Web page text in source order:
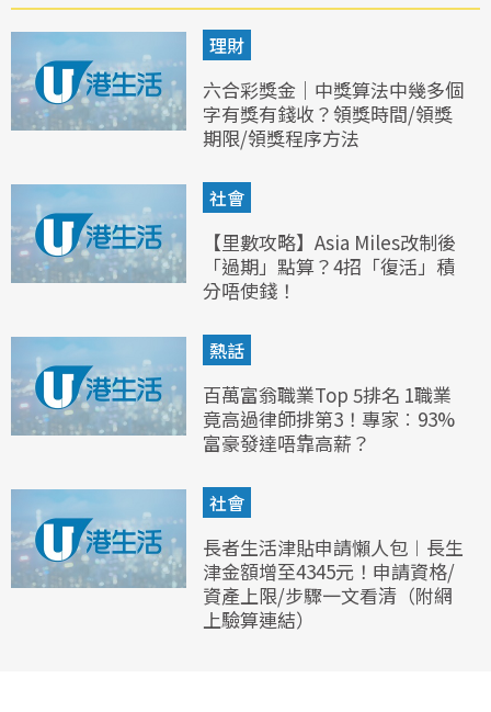
理財
六合彩獎金｜中獎算法中幾多個
字有獎有錢收？領獎時間/領獎
期限/領獎程序方法
社會
【里數攻略】Asia Miles改制後
「過期」點算？4招「復活」積
分唔使錢！
熱話
百萬富翁職業Top 5排名 1職業
竟高過律師排第3！專家︰93%
富豪發達唔靠高薪？
社會
長者生活津貼申請懶人包︱長生
津金額增至4345元！申請資格/
資產上限/步驟一文看清（附網
上驗算連結）